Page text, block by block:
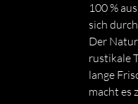
100 %
sich
Der
rustikale
lange
macht es